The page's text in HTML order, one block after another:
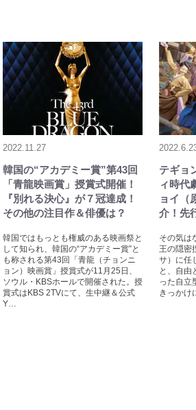
2022.11.27
韓国の“アカデミー賞”第43回
「青龍映画賞」授賞式開催！
『別れる決心』が７冠達成！
その他の注目作＆俳優は？
韓国ではもっとも権威のある映画祭と
して知られ、韓国の“アカデミー賞”と
も称される第43回「青龍（チョンニ
ョン）映画賞」授賞式が11月25日、
ソウル・KBSホールで開催された。授
賞式はKBS 2TVにて、生中継＆公式
Y…
テギョ
ィ時代
ョイ（
介！先
その気は
王の隠密
サ）に任
と、自由
った自立
きっかけ